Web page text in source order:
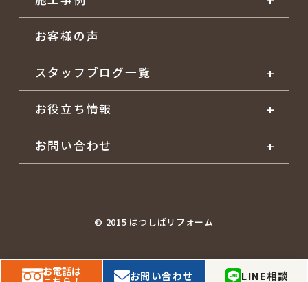
お電話は お問い合わせ LINE相談
お客様の声
スタッフブログ一覧
お役立ち情報
お問い合わせ
© 2015 はつしばリフォーム